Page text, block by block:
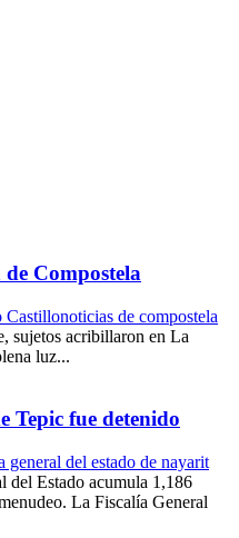
de Compostela
Castillonoticias de compostela
sujetos acribillaron en La
luz...
Tepic fue detenido
general del estado de nayarit
del Estado acumula 1,186
La Fiscalía General